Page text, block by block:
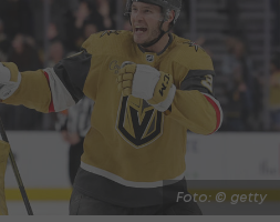
Foto: © getty